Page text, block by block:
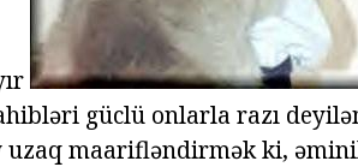
güclü onlarla razı
maarifləndirmək ki,